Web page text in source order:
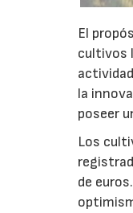
El
cultivos
la
poseer
Los
de